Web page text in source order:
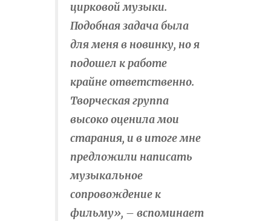
цирковой музыки.
Подобная задача была
для меня в новинку, но я
подошел к работе
крайне ответственно.
Творческая группа
высоко оценила мои
старания, и в итоге мне
предложили написать
музыкальное
сопровождение к
фильму», – вспоминает